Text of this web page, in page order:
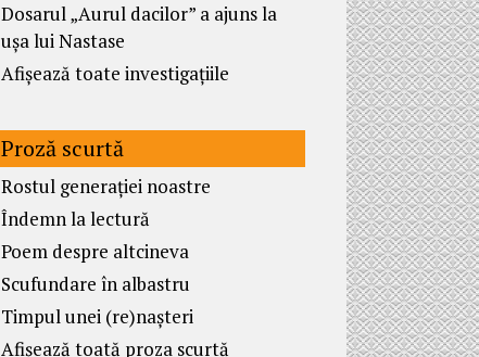
Dosarul „Aurul dacilor” a ajuns la
ușa lui Nastase
Afișează toate investigațiile
Proză scurtă
Rostul generației noastre
Îndemn la lectură
Poem despre altcineva
Scufundare în albastru
Timpul unei (re)nașteri
Afișează toată proza scurtă